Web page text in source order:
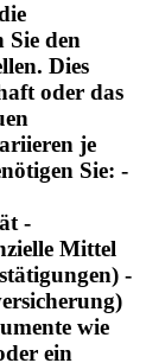
Sie den
Dies
oder das
je
Sie: -
-
Mittel
-
wie
ein